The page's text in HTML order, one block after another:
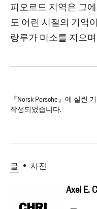
피오르드 지역은 그
도 어린 시절의 기억
랑루가 미소를 지으
『Norsk Porsche』에 실린
작성되었습니다.
글 사진
Axel E.